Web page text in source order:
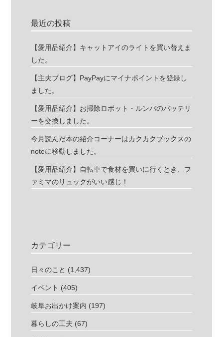
最近の投稿
【愛用品紹介】キャットアイのライトを買い替えま
した。
【主夫ブログ】PayPayにマイナポイントを登録し
ました。
【愛用品紹介】お掃除ロボット・ルンバのバッテリ
ーを交換しました。
今月読んだ本の紹介コーナーはカクカクブックスの
noteに移動しました。
【愛用品紹介】自転車で食材を買いに行くとき、フ
ァミマのリュックがいい感じ！
カテゴリー
日々のこと (1,437)
イベント (405)
岐阜お出かけ案内 (197)
暮らしの工夫 (67)